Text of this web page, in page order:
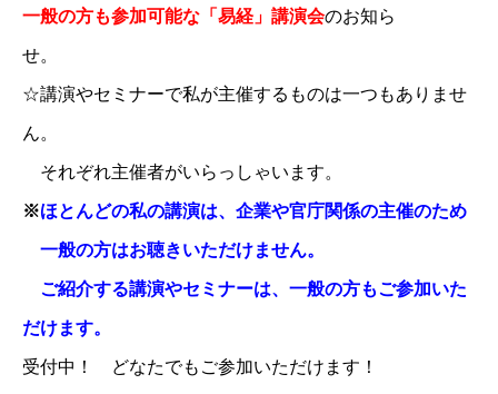
一般の方も参加可能な「易経」講演会のお知ら
せ。
☆講演やセミナーで私が主催するものは一つもありませ
ん。
それぞれ主催者がいらっしゃいます。
※ほとんどの私の講演は、企業や官庁関係の主催のため
一般の方はお聴きいただけません。
ご紹介する講演やセミナーは、一般の方もご参加いた
だけます。
受付中！ どなたでもご参加いただけます！